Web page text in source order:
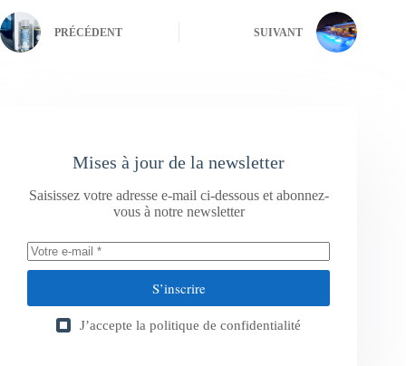
PRÉCÉDENT SUIVANT
Mises à jour de la newsletter
Saisissez votre adresse e-mail ci-dessous et abonnez-
vous à notre newsletter
S’inscrire
J’accepte la politique de confidentialité